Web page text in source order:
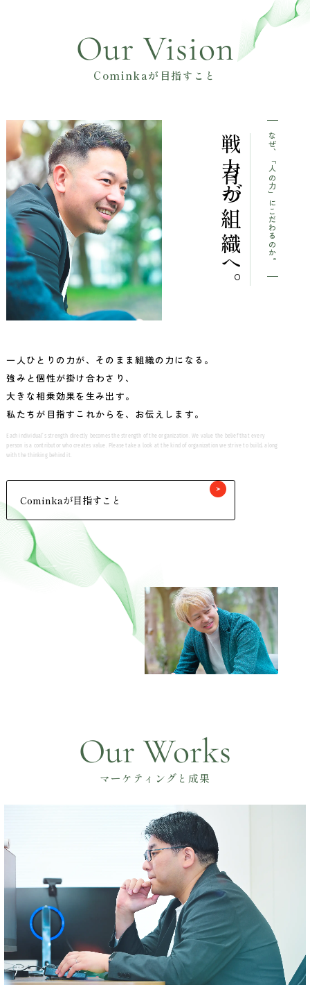
Our Vision
Cominkaが目指すこと
一人ひとりの力が、そのまま組織の力になる。
強みと個性が掛け合わさり、
大きな相乗効果を生み出す。
私たちが目指すこれからを、お伝えします。
Each individual’s strength directly becomes the strength of the organization. We value the belief that every
person is a contributor who creates value. Please take a look at the kind of organization we strive to build, along
with the thinking behind it.
Cominkaが目指すこと
なぜ、「人の力」にこだわるのか。
戦力が
育つ組織へ。
マーケティングと成果
Our Works